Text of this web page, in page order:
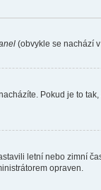
(obvykle se nachází
Pokud je to
letní nebo zimní
opraven.